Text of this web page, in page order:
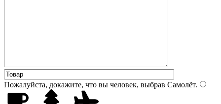
Пожалуйста, докажите, что вы человек, выбрав Самолёт.